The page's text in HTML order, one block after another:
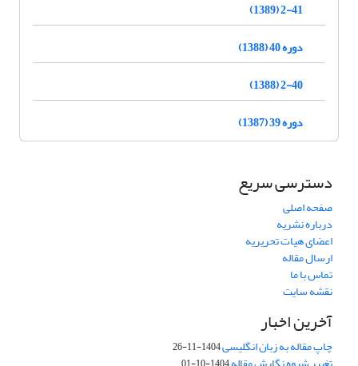
2-41 (1389)
دوره 40 (1388)
2-40 (1388)
دوره 39 (1387)
دسترسی سریع
صفحه اصلی
درباره نشریه
اعضای هیات تحریریه
ارسال مقاله
تماس با ما
نقشه سایت
آخرین اخبار
چاپ مقاله به زبان انگلیسی1404-11-26